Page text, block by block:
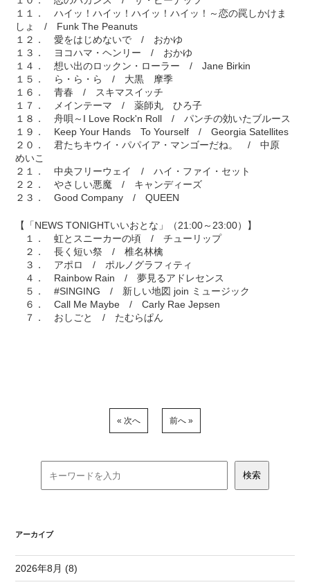
１１． ハイッ！ハイッ！ハイッ！ハイッ！～恋の罠しかけま
しょ / Funk The Peanuts
１２． 愛をはじめないで / おかゆ
１３． ヨコハマ・ヘンリー / おかゆ
１４． 想い出のロックン・ローラー / Jane Birkin
１５． ら・ら・ら / 大黒 摩季
１６． 青春 / スキマスイッチ
１７． メインテーマ / 薬師丸 ひろ子
１８． 舟唄～I Love Rock'n Roll / パンチの効いたブルース
１９． Keep Your Hands To Yourself / Georgia Satellites
２０． 君たちキウイ・パパイア・マンゴーだね。 / 中原
めいこ
２１． 中央フリーウェイ / ハイ・ファイ・セット
２２． やさしい悪魔 / キャンディーズ
２３． Good Company / QUEEN
【「NEWS TONIGHTいいおとな」（21:00～23:00）】
１． 虹とスニーカーの頃 / チューリップ
２． 長く短い祭 / 椎名林檎
３． アポロ / ポルノグラフィティ
４． Rainbow Rain / 夢見るアドレセンス
５． #SINGING / 新しい地図 join ミュージック
６． Call Me Maybe / Carly Rae Jepsen
７． おしごと / たむらぱん
« 次へ 前へ »
アーカイブ
2026年8月 (8)